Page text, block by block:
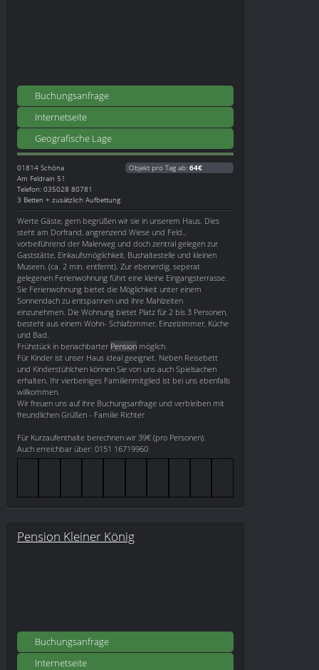
Buchungsanfrage
Internetseite
Geografische Lage
01814 Schöna
Am Feldrain 51
Telefon: 035028 80781
3 Betten + zusätzlich Aufbettung
Objekt pro Tag ab: 64€
Werte Gäste, gern begrüßen wir sie in unserem Haus. Dies
steht am Dorfrand, angrenzend Wiese und Feld.,
vorbeiführend der Malerweg und doch zentral gelegen zur
Gaststätte, Einkaufsmöglichkeit, Bushaltestelle und kleinen
Museen. (ca. 2 min. entfernt). Zur ebenerdig, seperat
gelegenen Ferienwohnung führt eine kleine Eingangsterrasse.
Sie Ferienwohnung bietet die Möglichkeit unter einem
Sonnendach zu entspannen und ihre Mahlzeiten
einzunehmen. Die Wohnung bietet Platz für 2 bis 3 Personen,
besteht aus einem Wohn- Schlafzimmer, Einzelzimmer, Küche
und Bad.
Frühstück in benachbarter Pensionmöglich.
Für Kinder ist unser Haus ideal geeignet. Neben Reisebett
und Kinderstühlchen können Sie von uns auch Spielsachen
erhalten. Ihr vierbeiniges Familienmitglied ist bei uns ebenfalls
willkommen.
Wir freuen uns auf ihre Buchungsanfrage und verbleiben mit
freundlichen Grüßen - Familie Richter
Für Kurzaufenthalte berechnen wir 39€ (pro Personen).
Auch erreichbar über: 0151 16719960
Pension Kleiner König
Buchungsanfrage
Internetseite